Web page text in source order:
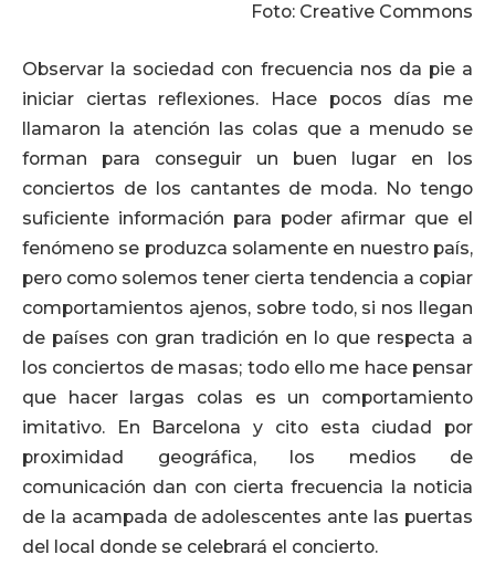
Foto: Creative Commons
Observar la sociedad con frecuencia nos da pie a
iniciar ciertas reflexiones. Hace pocos días me
llamaron la atención las colas que a menudo se
forman para conseguir un buen lugar en los
conciertos de los cantantes de moda. No tengo
suficiente información para poder afirmar que el
fenómeno se produzca solamente en nuestro país,
pero como solemos tener cierta tendencia a copiar
comportamientos ajenos, sobre todo, si nos llegan
de países con gran tradición en lo que respecta a
los conciertos de masas; todo ello me hace pensar
que hacer largas colas es un comportamiento
imitativo. En Barcelona y cito esta ciudad por
proximidad geográfica, los medios de
comunicación dan con cierta frecuencia la noticia
de la acampada de adolescentes ante las puertas
del local donde se celebrará el concierto.